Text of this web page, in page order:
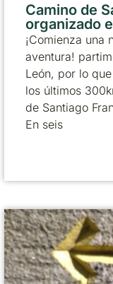
Camino de
organizado
¡Comienza una
aventura!
León, por lo
los últimos
de Santiago
En seis